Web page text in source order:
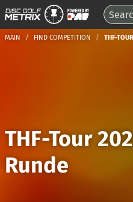
MAIN FIND COMPETITION THF-
THF-Tour
Runde